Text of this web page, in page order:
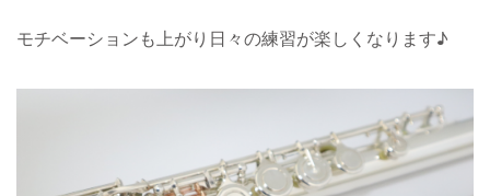
モチベーションも上がり日々の練習が楽しくなります♪